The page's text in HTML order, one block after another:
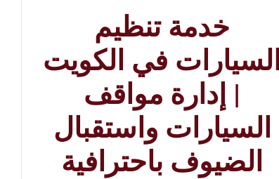
خدمة تنظيم
السيارات في الكويت
| إدارة مواقف
السيارات واستقبال
الضيوف باحترافية